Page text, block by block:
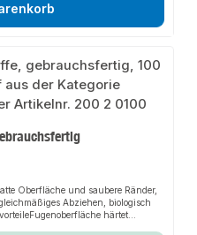
Oberfläche und saubere Ränder,
Abziehen, biologisch
härtet